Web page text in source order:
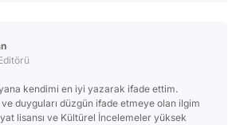
kendimi en iyi yazarak ifade ettim.
duyguları düzgün ifade etmeye olan ilgim
lisansı ve Kültürel İncelemeler yüksek